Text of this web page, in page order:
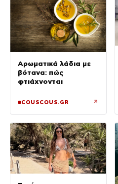
Αρωματικά λάδια με
βότανα: πώς
φτιάχνονται
COUSCOUS.GR ↗